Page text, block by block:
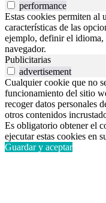
performance
Estas cookies permiten al
características de las
ejemplo, definir el
navegador.
Publicitarias
advertisement
Cualquier cookie que no
funcionamiento del sitio
recoger datos personales
otros contenidos
Es obligatorio obtener el
ejecutar estas cookies en
Guardar y aceptar